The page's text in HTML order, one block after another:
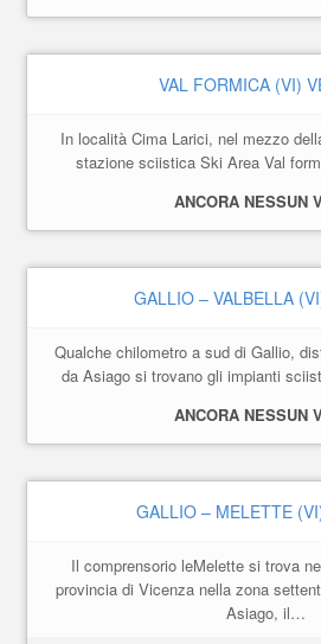
VAL FORMICA (VI)
In località Cima Larici, nel mezzo
stazione sciistica Ski Area Val
ANCORA NESSUN
GALLIO – VALBELLA
Qualche chilometro a sud di Gallio,
da Asiago si trovano gli impianti
ANCORA NESSUN
GALLIO – MELETTE
Il comprensorio leMelette si trova
provincia di Vicenza nella zona
Asiago, il…